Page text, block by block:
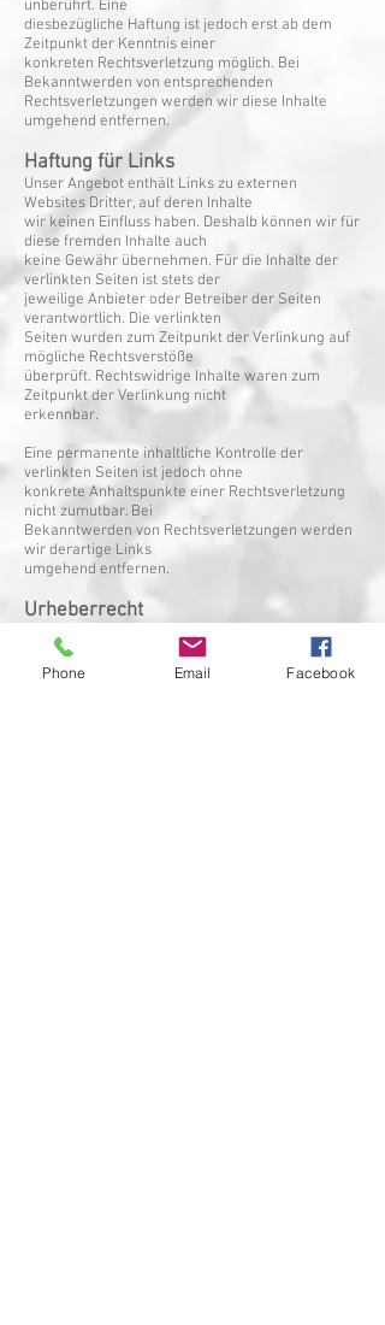
unberührt. Eine
diesbezügliche Haftung ist jedoch erst ab dem
Zeitpunkt der Kenntnis einer
konkreten Rechtsverletzung möglich. Bei
Bekanntwerden von entsprechenden
Rechtsverletzungen werden wir diese Inhalte
umgehend entfernen.
Haftung für Links
Unser Angebot enthält Links zu externen
Websites Dritter, auf deren Inhalte
wir keinen Einfluss haben. Deshalb können wir für
diese fremden Inhalte auch
keine Gewähr übernehmen. Für die Inhalte der
verlinkten Seiten ist stets der
jeweilige Anbieter oder Betreiber der Seiten
verantwortlich. Die verlinkten
Seiten wurden zum Zeitpunkt der Verlinkung auf
mögliche Rechtsverstöße
überprüft. Rechtswidrige Inhalte waren zum
Zeitpunkt der Verlinkung nicht
erkennbar.
Eine permanente inhaltliche Kontrolle der
verlinkten Seiten ist jedoch ohne
konkrete Anhaltspunkte einer Rechtsverletzung
nicht zumutbar. Bei
Bekanntwerden von Rechtsverletzungen werden
wir derartige Links
umgehend entfernen.
Urheberrecht
Die durch die Seitenbetreiber erstellten Inhalte
und Werke auf diesen Seiten
unterliegen dem deutschen Urheberrecht. Die
Phone Email Facebook